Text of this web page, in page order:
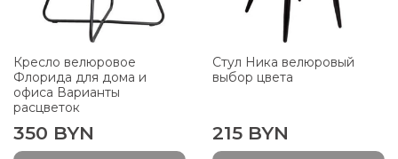
Кресло велюровое
Флорида для дома и
офиса Варианты
расцветок
350 BYN
Стул Ника велюровый
выбор цвета
215 BYN